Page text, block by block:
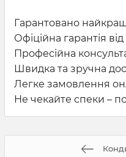
Гарантовано
Офіційна гарантія
Професійна
Швидка та зручна
Легке замовлення
Не чекайте спеки –